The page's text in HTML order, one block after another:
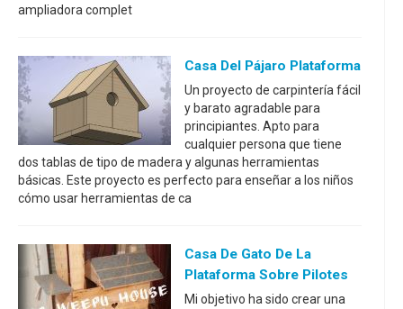
ampliadora complet
Casa Del Pájaro Plataforma
Un proyecto de carpintería fácil
y barato agradable para
principiantes. Apto para
cualquier persona que tiene
dos tablas de tipo de madera y algunas herramientas
básicas. Este proyecto es perfecto para enseñar a los niños
cómo usar herramientas de ca
Casa De Gato De La
Plataforma Sobre Pilotes
Mi objetivo ha sido crear una